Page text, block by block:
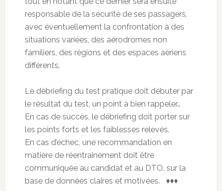
responsable de la sécurité de ses passagers,
avec éventuellement la confrontation à des
situations variées, des aérodromes non
familiers, des régions et des espaces aériens
différents.
Le débriefing du test pratique doit débuter par
le résultat du test, un point à bien rappeler…
En cas de succès, le débriefing doit porter sur
les points forts et les faiblesses relevés.
En cas d’échec, une recommandation en
matière de réentrainement doit être
communiquée au candidat et au DTO, sur la
base de données claires et motivées. ♦♦♦